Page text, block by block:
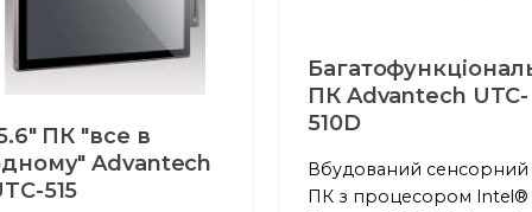
ПК Advantech UTC-
510D
Вбудований сенсорний
ПК з процесором Intel®
ПК "все в
Advantech
515